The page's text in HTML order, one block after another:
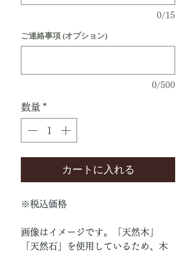
0/15
ご連絡事項 (オプション)
0/500
数量 *
カートに入れる
※税込価格
画像はイメージです。「天然木」
「天然石」を使用しているため、木